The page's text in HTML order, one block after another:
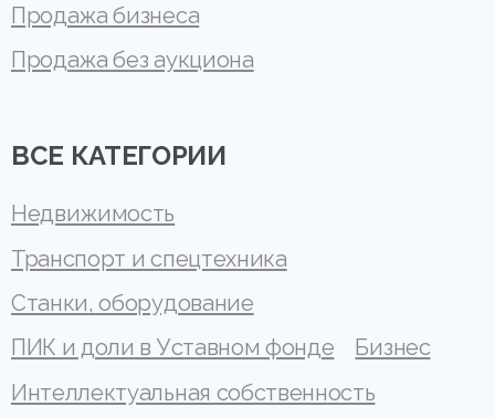
Продажа бизнеса
Продажа без аукциона
ВСЕ КАТЕГОРИИ
Недвижимость
Транспорт и спецтехника
Станки, оборудование
ПИК и доли в Уставном фонде
Бизнес
Интеллектуальная собственность